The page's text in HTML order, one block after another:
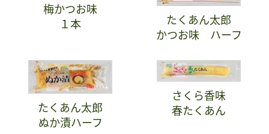
梅かつお味
１本
たくあん太郎
かつお味 ハーフ
たくあん太郎
ぬか漬ハーフ
さくら香味
春たくあん